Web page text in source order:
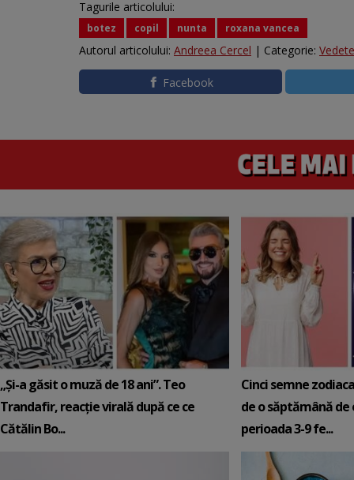
Tagurile articolului:
botez copil nunta roxana vancea
Autorul articolului: Andreea Cercel | Categorie: Vedete
Facebook
„Și-a găsit o muză de 18 ani”. Teo
Trandafir, reacție virală după ce ce
Cătălin Bo...
Cinci semne
de o săptămână de
perioada 3-9 fe...